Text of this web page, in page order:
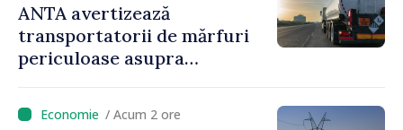
ANTA avertizează
transportatorii de mărfuri
periculoase asupra
caniculă
/ Acum 2 ore